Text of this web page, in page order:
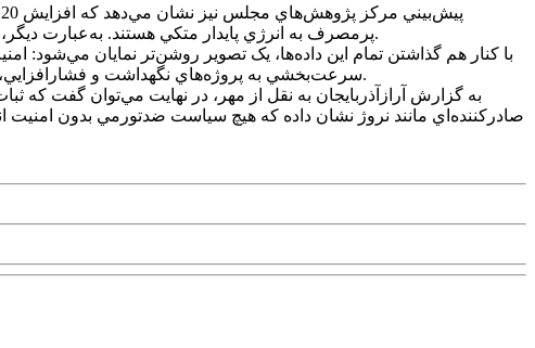
پرمصرف به انرژي پايدار متکي هستند. به‌عبارت ديگر، افزايش توليد فقط براي عبور از زمستان نيست؛ براي مهار قيمت‌ها و جلوگيري از شوک‌هاي زنجيره‌اي در اقتصاد ملي ضروري است.
با کنار هم گذاشتن تمام اين داده‌ها، يک تصوير روشن‌تر نمايان مي‌شود:
سرعت‌بخشي به پروژه‌هاي نگهداشت و فشارافزايي، در واقع سياست‌هاي اقتصادي‌اند؛ ابزارهايي براي حفظ آرامش بازار، جلوگيري از نوسان قيمت کالاهاي اساسي و مهار تورم انتظاري.
به گزارش آرازآذربايجان به نقل از مهر، در نهايت مي‌توان گفت که
صادرکننده‌اي مانند نروژ نشان داده که هيچ سياست ضدتورمي بدون امنيت